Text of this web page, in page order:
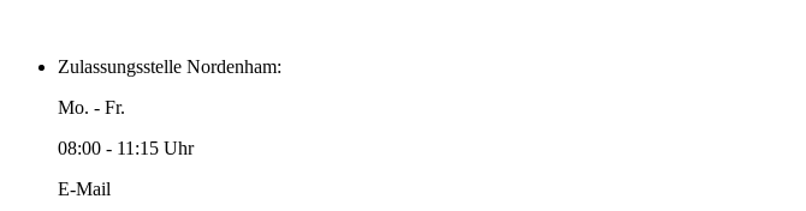
Zulassungsstelle Nordenham:
Mo. - Fr.
08:00 - 11:15 Uhr
E-Mail